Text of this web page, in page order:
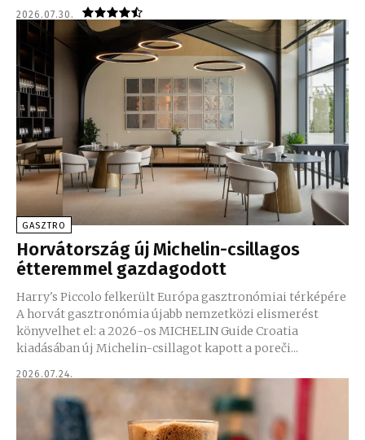
2026.07.30.
GASZTRO
Horvátország új Michelin-csillagos
étteremmel gazdagodott
Harry's Piccolo felkerült Európa gasztronómiai térképére
A horvát gasztronómia újabb nemzetközi elismerést
könyvelhet el: a 2026-os MICHELIN Guide Croatia
kiadásában új Michelin-csillagot kapott a poreči...
2026.07.24.